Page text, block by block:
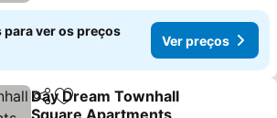
para ver os preços
Ver preços
PartilharAdicionar aos favoritos
Day Dream Townhall
Square Apartments